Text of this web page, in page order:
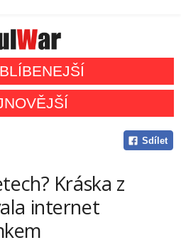
Sdílet
Kráska z
internet